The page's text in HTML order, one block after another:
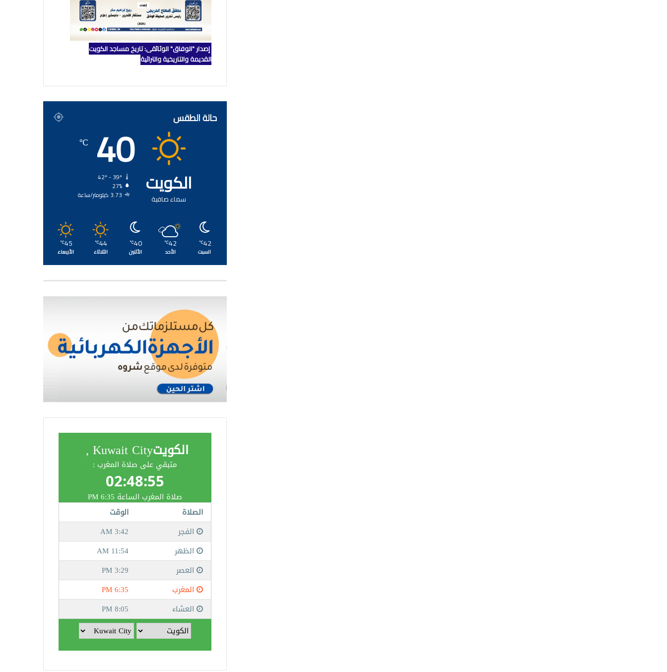
إصدار "الوفاق" الوثائقي: تاريخ مساجد الكويت
القديمة والتاريخية والتراثية
حالة الطقس
الكويت
سماء صافية
40
℃
27%
3.73 كيلومتر/ساعة
42
℃
السبت
42
℃
الأحد
40
℃
الأثنين
44
℃
الثلاثاء
45
℃
الأربعاء